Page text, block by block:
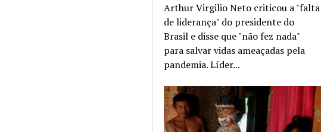
Arthur Virgilio Neto criticou a "falta
de liderança" do presidente do
Brasil e disse que "não fez nada"
para salvar vidas ameaçadas pela
pandemia. Líder...